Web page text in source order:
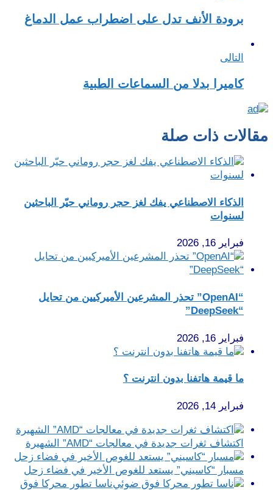
برودة الأنف تدل على اضطراب عمل الدماغ
التالى
كاميرا بدلا من السماعات الطبية
مقالات ذات صلة
الذكاء الاصطناعي يفك لغز حجر روماني حيّر الباحثين
لسنوات
فبراير 16, 2026
“OpenAI” تحذر المشرعين الأميركيين من تحايل
“DeepSeek”
فبراير 16, 2026
ما قيمة هاتفنا بدون انترنت ؟
فبراير 14, 2026
اكتشاف ثغرات جديدة في معالجات “AMD” الشهيرة
مسبار “كاسيني” يستعد للغوص الأخير في فضاء زحل
ناسا تطور محركا فوق